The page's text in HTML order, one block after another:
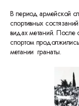
В период армейской
спортивных
видах метаний.
спортом
метании гранаты.